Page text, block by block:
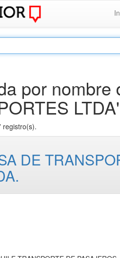
por nombre
LTDA'
registro(s).
DE